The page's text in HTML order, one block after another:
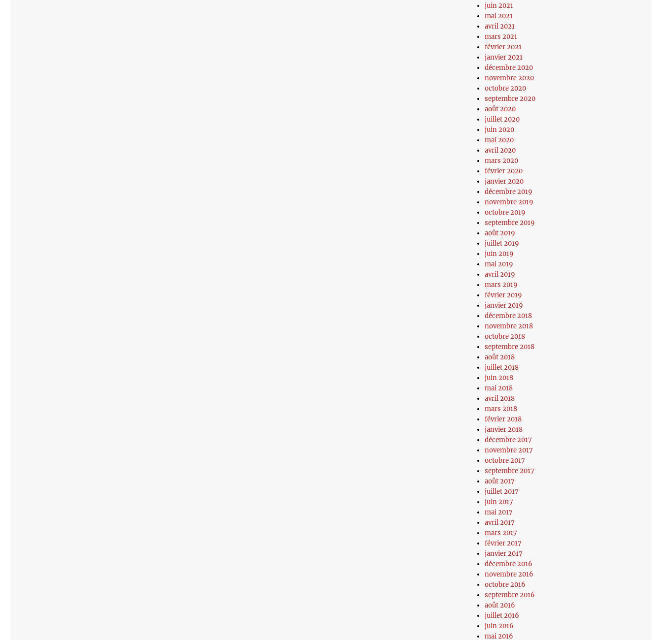
juin 2021
mai 2021
avril 2021
mars 2021
février 2021
janvier 2021
décembre 2020
novembre 2020
octobre 2020
septembre 2020
août 2020
juillet 2020
juin 2020
mai 2020
avril 2020
mars 2020
février 2020
janvier 2020
décembre 2019
novembre 2019
octobre 2019
septembre 2019
août 2019
juillet 2019
juin 2019
mai 2019
avril 2019
mars 2019
février 2019
janvier 2019
décembre 2018
novembre 2018
octobre 2018
septembre 2018
août 2018
juillet 2018
juin 2018
mai 2018
avril 2018
mars 2018
février 2018
janvier 2018
décembre 2017
novembre 2017
octobre 2017
septembre 2017
août 2017
juillet 2017
juin 2017
mai 2017
avril 2017
mars 2017
février 2017
janvier 2017
décembre 2016
novembre 2016
octobre 2016
septembre 2016
août 2016
juillet 2016
juin 2016
mai 2016